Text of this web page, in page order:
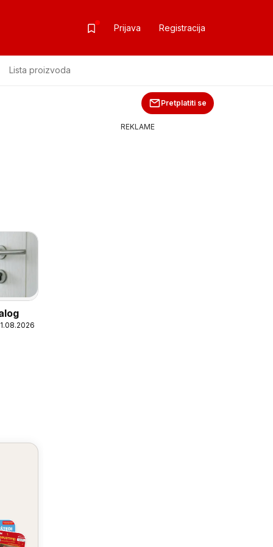
Prijava Registracija
Lista proizvoda
Pretplatiti se
REKLAME